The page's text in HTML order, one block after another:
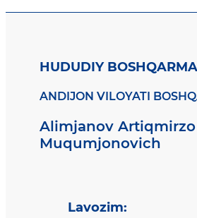
HUDUDIY
ANDIJON VILOYATI
Alimjanov Artiqmirzo
Muqumjonovich
Lavozim: